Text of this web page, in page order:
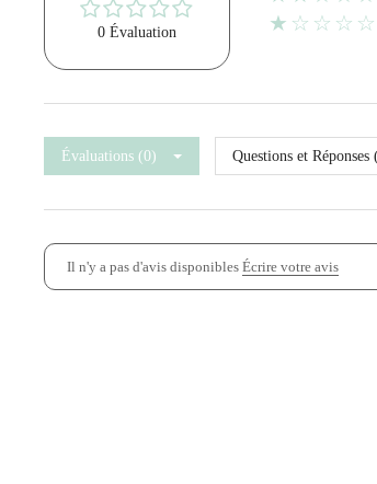
0 Évaluation ★☆☆☆☆
Évaluations (0) Questions et Réponses
Il n'y a pas d'avis disponibles Écrire votre avis